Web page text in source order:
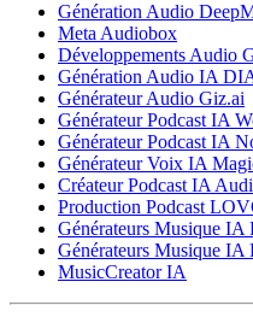
Génération Audio
Meta Audiobox
Développements Audio
Génération Audio IA
Générateur Audio Giz.ai
Générateur Podcast IA
Générateur Podcast IA
Générateur Voix IA
Créateur Podcast IA
Production Podcast
Générateurs Musique IA
Générateurs Musique IA
MusicCreator IA